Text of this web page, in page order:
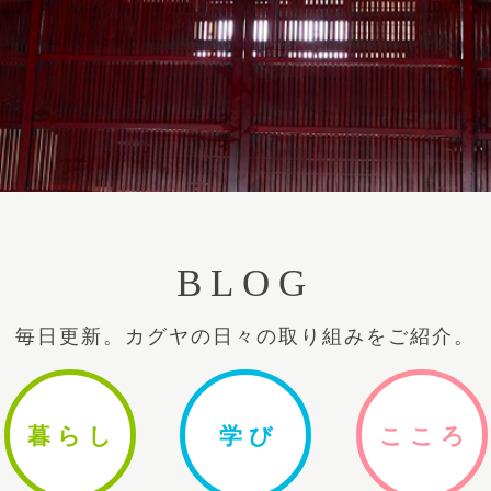
BLOG
毎日更新。カグヤの日々の取り組みをご紹介。
暮ら し 学 び ここ ろ